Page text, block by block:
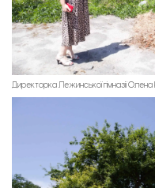
Директорка Лежинської гімназії